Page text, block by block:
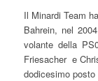
Il Minardi Team
Bahrein, nel
volante della
Friesacher e
dodicesimo posto